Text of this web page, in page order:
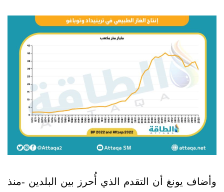
وأضاف يونغ أن التقدم الذي أُحرز بين البلدين -منذ